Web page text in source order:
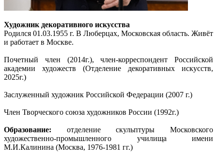
Художник декоративного искусства
Родился 01.03.1955 г. В Люберцах, Московская область. Живёт
и работает в Москве.
Почетный член (2014г.), член-корреспондент Российской
академии художеств (Отделение декоративных искусств,
2025г.)
Заслуженный художник Российской Федерации (2007 г.)
Член Творческого союза художников России (1992г.)
Образование: отделение скульптуры Московского
художественно-промышленного училища имени
М.И.Калинина (Москва, 1976-1981 гг.)